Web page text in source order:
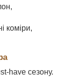
коміри,
have сезону.